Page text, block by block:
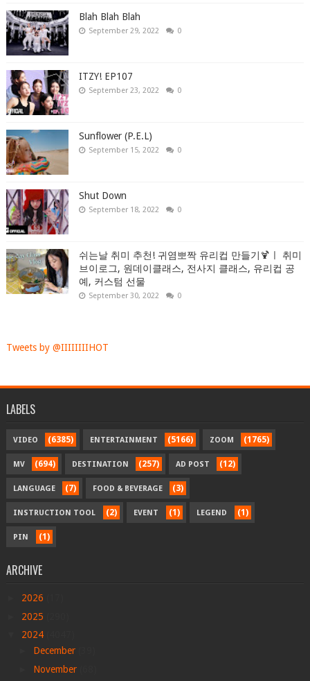
Blah Blah Blah
September 29, 2022 0
ITZY! EP107
September 23, 2022 0
Sunflower (P.E.L)
September 15, 2022 0
Shut Down
September 18, 2022 0
쉬는날 취미 추천! 귀염뽀짝 유리컵 만들기🍹ㅣ 취미
브이로그, 원데이클래스, 전사지 클래스, 유리컵 공
예, 커스텀 선물
September 30, 2022 0
Tweets by @IIIIIIIIHOT
LABELS
VIDEO (6385) ENTERTAINMENT (5166) ZOOM (1765)
MV (694) DESTINATION (257) AD POST (12)
LANGUAGE (7) FOOD & BEVERAGE (3)
INSTRUCTION TOOL (2) EVENT (1) LEGEND (1)
PIN (1)
ARCHIVE
2026
2025
2024
December
November